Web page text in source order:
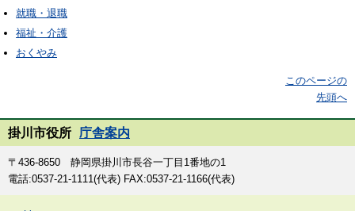
就職・退職
福祉・介護
おくやみ
このページの
先頭へ
掛川市役所 庁舎案内
〒436-8650 静岡県掛川市長谷一丁目1番地の1
電話:0537-21-1111(代表) FAX:0537-21-1166(代表)